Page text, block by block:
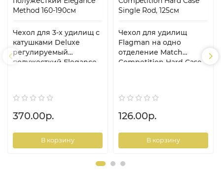
Чехол для 3-х удилищ с
катушками Deluxe
регулируемый
полужесткий Elegance
370.00р.
В корзину
Чехол для удилищ
Flagman на одно
отделение Match
Competition Hard Case
126.00р.
В корзину